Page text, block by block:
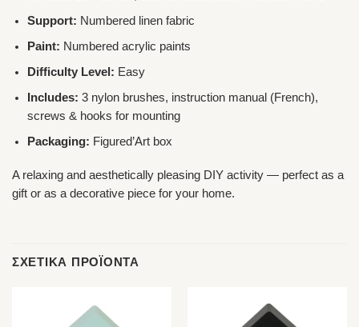
Support: Numbered linen fabric
Paint: Numbered acrylic paints
Difficulty Level: Easy
Includes: 3 nylon brushes, instruction manual (French),
screws & hooks for mounting
Packaging: Figured’Art box
A relaxing and aesthetically pleasing DIY activity — perfect as a
gift or as a decorative piece for your home.
ΣΧΕΤΙΚΆ ΠΡΟΪΌΝΤΑ